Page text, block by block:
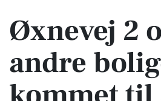
Øxnevej 2
andre